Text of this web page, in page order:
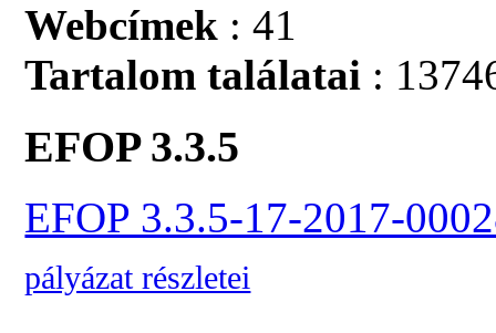
Webcímek : 41
Tartalom találatai :
EFOP 3.3.5
EFOP 3.3.5-17-2017-
pályázat részletei